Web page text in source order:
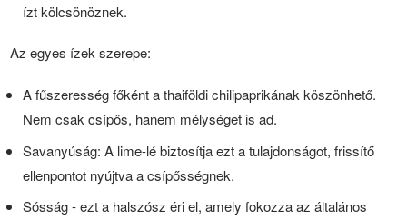
ízt kölcsönöznek.
Az egyes ízek szerepe:
A fűszeresség főként a thaiföldi chilipaprikának köszönhető.
Nem csak csípős, hanem mélységet is ad.
Savanyúság: A lime-lé biztosítja ezt a tulajdonságot, frissítő
ellenpontot nyújtva a csípősségnek.
Sósság - ezt a halszósz éri el, amely fokozza az általános